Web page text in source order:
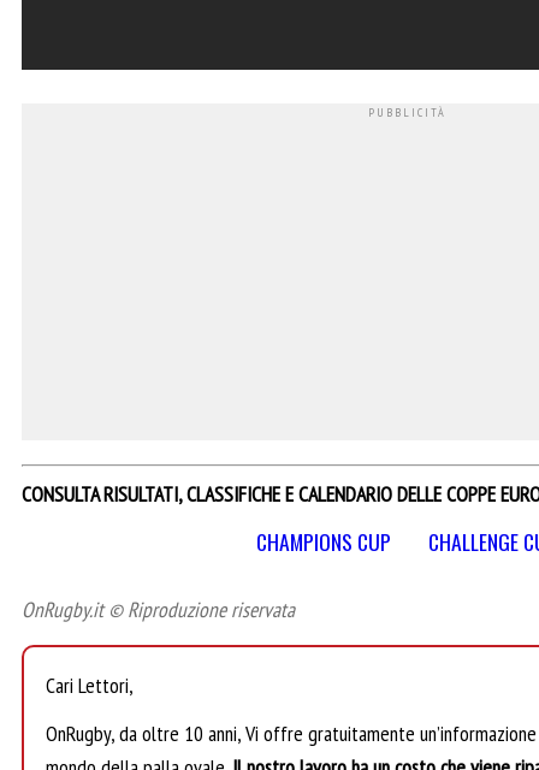
CONSULTA RISULTATI, CLASSIFICHE E CALENDARIO DELLE COPPE
CHAMPIONS CUP CHALLENGE
OnRugby.it © Riproduzione riservata
Cari Lettori,
OnRugby, da oltre 10 anni, Vi offre gratuitamente